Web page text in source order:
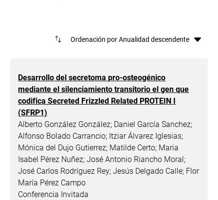
Desarrollo del secretoma pro-osteogénico
mediante el silenciamiento transitorio el gen que
codifica Secreted Frizzled Related PROTEIN I
(SFRP1)
Alberto González González; Daniel García Sanchez;
Alfonso Bolado Carrancio; Itziar Álvarez Iglesias;
Mónica del Dujo Gutierrez; Matilde Certo; Maria
Isabel Pérez Nuñez; José Antonio Riancho Moral;
José Carlos Rodríguez Rey; Jesús Delgado Calle; Flor
María Pérez Campo
Conferencia Invitada